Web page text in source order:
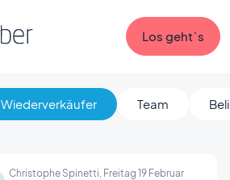
Los geht`s
Wiederverkäufer Team
Christophe Spinetti, Freitag 19 Februar